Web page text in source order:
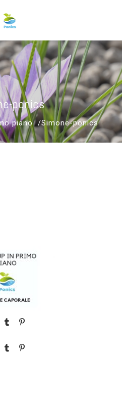
ponics
piano Simone-ponics